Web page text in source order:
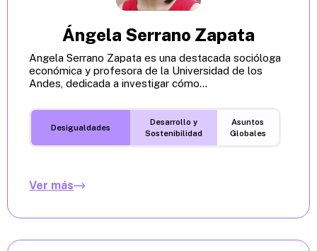
Ángela Serrano Zapata
Angela Serrano Zapata es una destacada socióloga
económica y profesora de la Universidad de los
Andes, dedicada a investigar cómo...
Desigualdades
Desarrollo y
Sostenibilidad
Asuntos
Globales
Ver más